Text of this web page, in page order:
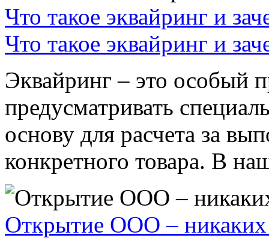
Что такое эквайринг и
Что такое эквайринг и
Эквайринг – это особый
предусматривать
основу для расчета за
конкретного товара. В
Открытие ООО – никаких